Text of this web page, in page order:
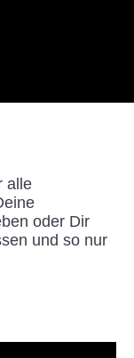
alle
oder Dir
und so nur